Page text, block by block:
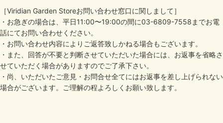
［Viridian Garden Storeお問い合わせ窓口に関しまして］
・お急ぎの場合は、平日11:00〜19:00の間に03-6809-7558までお電
話にてお問い合わせください。
・お問い合わせ内容によりご返答致しかねる場合もございます。
・また、回答が不要と判断させていただいた場合には、お返事を省略さ
せていただく場合がありますのでご了承下さい。
・尚、いただいたご意見・お問合せ全てにはお返事を差し上げられない
場合がございます。ご理解の程よろしくお願い致します。